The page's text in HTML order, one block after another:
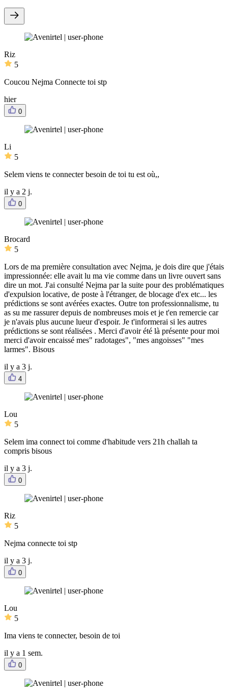
Riz
5
Coucou Nejma Connecte toi stp
hier
0
Li
5
Selem viens te connecter besoin de toi tu est où,,
il y a 2 j.
0
Brocard
5
Lors de ma première consultation avec Nejma, je dois dire que j'étais
impressionnée: elle avait lu ma vie comme dans un livre ouvert sans
dire un mot. J'ai consulté Nejma par la suite pour des problématiques
d'expulsion locative, de poste à l'étranger, de blocage d'ex etc... les
prédictions se sont avérées exactes. Outre ton professionnalisme, tu
as su me rassurer depuis de nombreuses mois et je t'en remercie car
je n'avais plus aucune lueur d'espoir. Je t'informerai si les autres
prédictions se sont réalisées . Merci d'avoir été là présente pour moi
merci d'avoir encaissé mes" radotages", "mes angoisses" "mes
larmes". Bisous
il y a 3 j.
4
Lou
5
Selem ima connect toi comme d'habitude vers 21h challah ta
compris bisous
il y a 3 j.
0
Riz
5
Nejma connecte toi stp
il y a 3 j.
0
Lou
5
Ima viens te connecter, besoin de toi
il y a 1 sem.
0